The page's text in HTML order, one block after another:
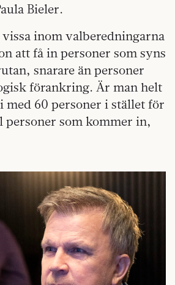
Bieler.
inom valberedningarna
att få in personer som syns
snarare än personer
förankring. Är man helt
60 personer i stället för
personer som kommer in,